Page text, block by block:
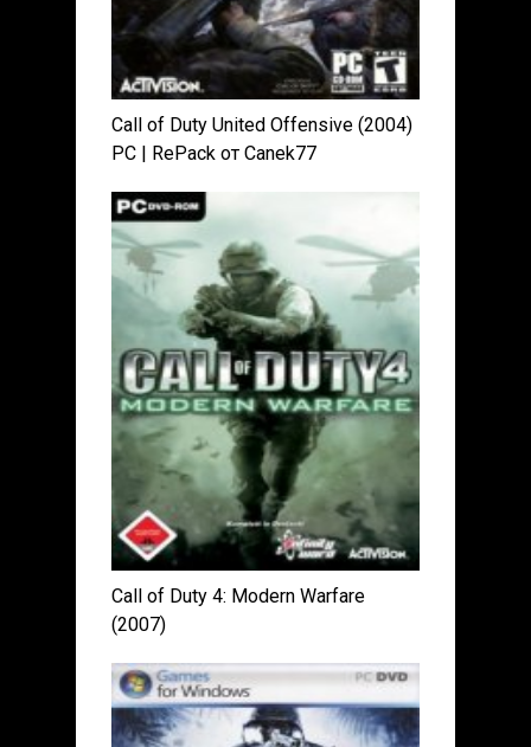
Call of Duty United Offensive (2004)
PC | RePack от Canek77
Call of Duty 4: Modern Warfare
(2007)